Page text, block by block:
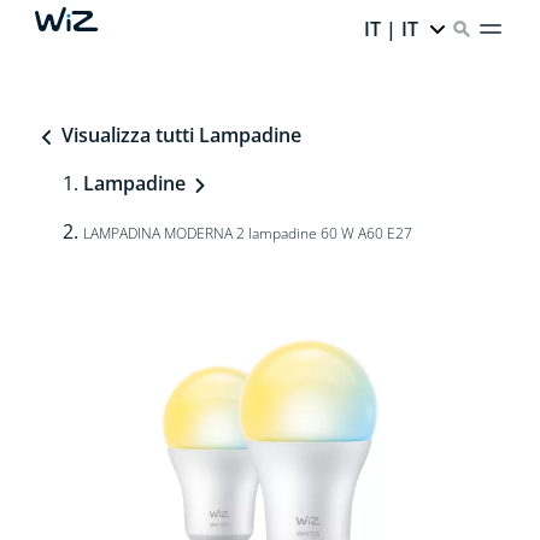
IT | IT
Visualizza tutti Lampadine
Lampadine
LAMPADINA MODERNA 2 lampadine 60 W A60 E27